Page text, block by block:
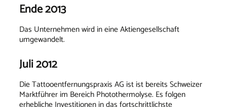
Ende 2013
Das Unternehmen wird in eine Aktiengesellschaft
umgewandelt.
Juli 2012
Die Tattooentfernungspraxis AG ist ist bereits Schweizer
Marktführer im Bereich Photothermolyse. Es folgen